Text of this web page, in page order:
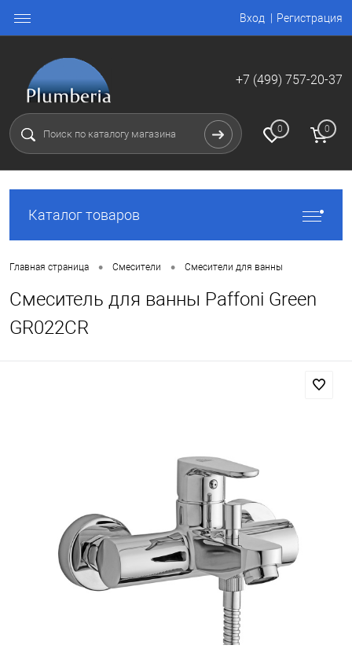
Вход Регистрация
+7 (499) 757-20-37
0 0
Каталог товаров
Главная страница • Смесители • Смесители для ванны
Смеситель для ванны Paffoni Green
GR022CR